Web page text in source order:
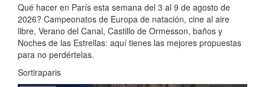
Qué hacer en París esta semana del 3 al 9 de agosto de
2026? Campeonatos de Europa de natación, cine al aire
libre, Verano del Canal, Castillo de Ormesson, baños y
Noches de las Estrellas: aquí tienes las mejores propuestas
para no perdértelas.
Sortiraparis